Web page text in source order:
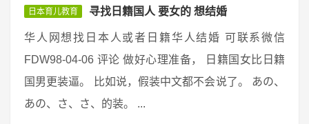
日本育儿教育 寻找日籍国人 要女的 想结婚
华人网想找日本人或者日籍华人结婚 可联系微信
FDW98-04-06 评论 做好心理准备， 日籍国女比日籍
国男更装逼。 比如说，假装中文都不会说了。 あの、
あの、さ、さ、的装。 ...